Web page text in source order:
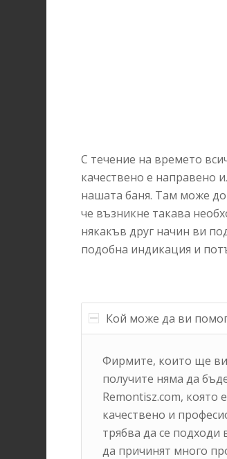
С течение на времето
качествено е направено
нашата баня. Там може
че възникне такава
някакъв друг начин ви
подобна индикация и
Кой може да ви
Фирмите, които ще ви
получите няма да
Remontisz.com, която
качествено и
трябва да се
да причинят много